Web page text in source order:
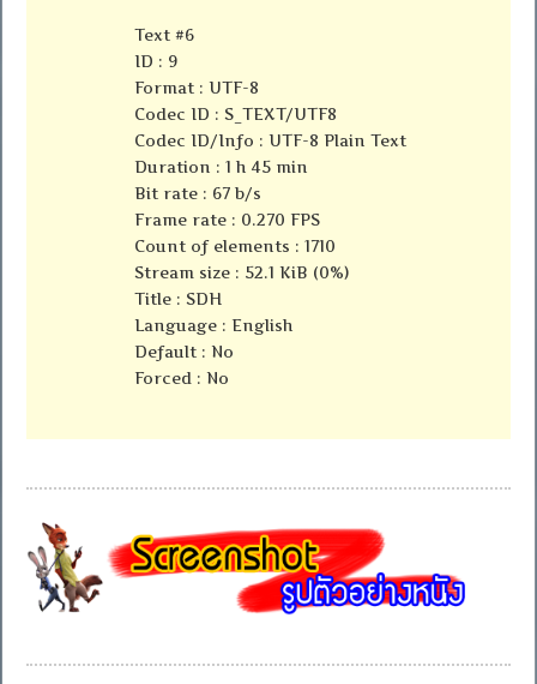
Text #6
ID : 9
Format : UTF-8
Codec ID : S_TEXT/UTF8
Codec ID/Info : UTF-8 Plain Text
Duration : 1 h 45 min
Bit rate : 67 b/s
Frame rate : 0.270 FPS
Count of elements : 1710
Stream size : 52.1 KiB (0%)
Title : SDH
Language : English
Default : No
Forced : No